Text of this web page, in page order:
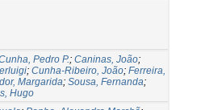
Pedro P.; Caninas, João;
; Cunha-Ribeiro, João; Ferreira,
Margarida; Sousa, Fernanda;
Hugo